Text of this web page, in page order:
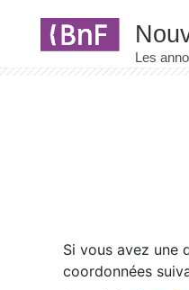
Si vous avez une
coordonnées